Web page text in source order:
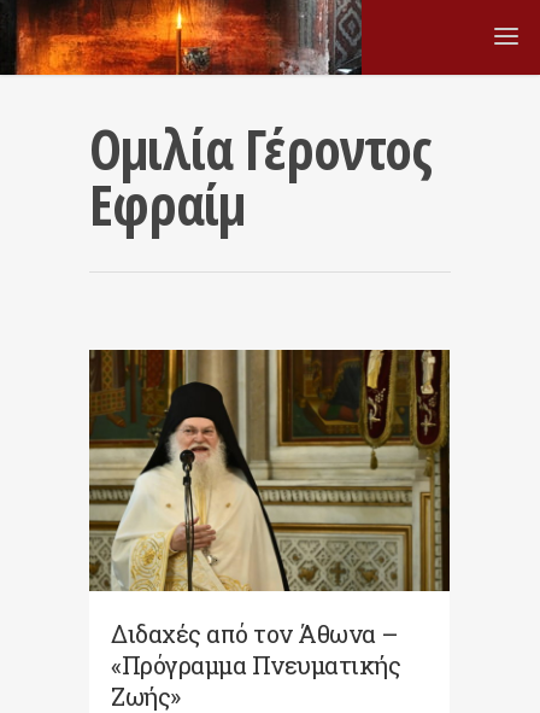
Ομιλία Γέροντος
Εφραίμ
Διδαχές από τον Άθωνα –
«Πρόγραμμα Πνευματικής
Ζωής»